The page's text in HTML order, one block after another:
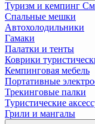
Туризм и кемпинг
Спальные мешки
Автохолодильники
Гамаки
Палатки и тенты
Коврики
Кемпинговая мебель
Портативные
Трекинговые палки
Туристические
Грили и мангалы